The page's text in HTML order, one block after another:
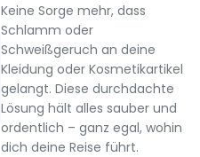
Keine Sorge mehr, dass
Schlamm oder
Schweißgeruch an deine
Kleidung oder Kosmetikartikel
gelangt. Diese durchdachte
Lösung hält alles sauber und
ordentlich – ganz egal, wohin
dich deine Reise führt.